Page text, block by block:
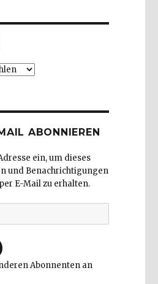
ABONNIEREN
ein, um dieses
und Benachrichtigungen
E-Mail zu erhalten.
Abonnenten an